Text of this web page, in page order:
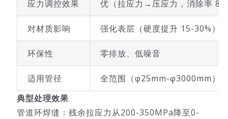
应力调控效果 优（拉应力→压应力，消除率
对材质影响 强化表层（硬度提升 15-30%）
环保性 零排放、低噪音
适用管径
全范围（φ25mm-φ3000mm）
典型处理效果
管道环焊缝：残余拉应力从200-350MPa降至0-